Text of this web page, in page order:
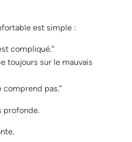
est simple :
compliqué.”
toujours sur le mauvais
comprend pas.”
profonde.